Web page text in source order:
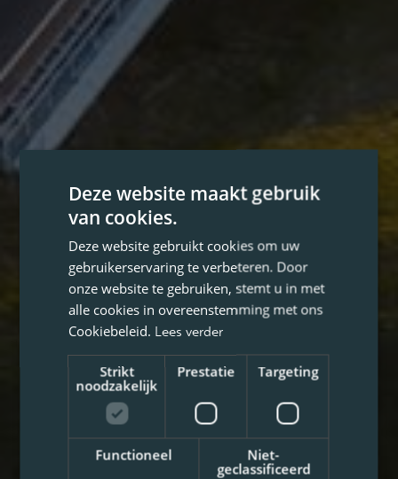
Deze website maakt gebruik
van cookies.
Deze website gebruikt cookies om uw
gebruikerservaring te verbeteren. Door
onze website te gebruiken, stemt u in met
alle cookies in overeenstemming met ons
Cookiebeleid. Lees verder
Strikt
noodzakelijk
Prestatie Targeting
Functioneel
Niet-
geclassificeerd